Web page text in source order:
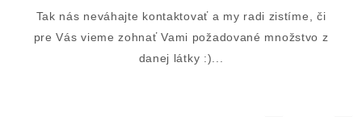
Tak nás neváhajte kontaktovať a my radi zistíme, či
pre Vás vieme zohnať Vami požadované množstvo z
danej látky :)...